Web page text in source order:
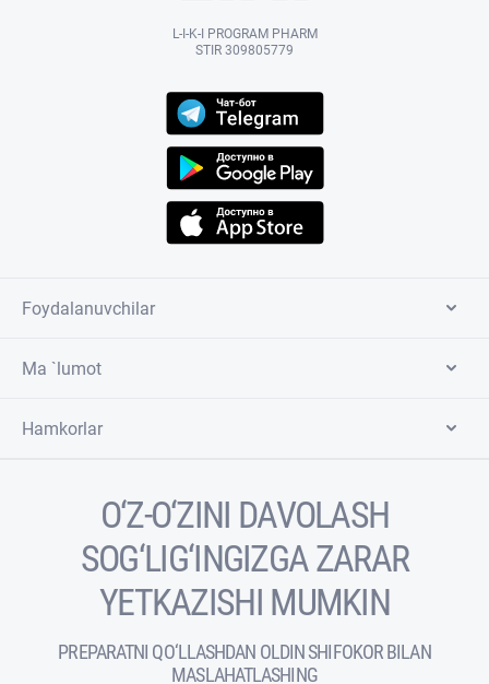
L-I-K-I PROGRAM PHARM
STIR 309805779
Foydalanuvchilar
Ma `lumot
Hamkorlar
O‘Z-O‘ZINI DAVOLASH
SOG‘LIG‘INGIZGA ZARAR
YETKAZISHI MUMKIN
PREPARATNI QO‘LLASHDAN OLDIN SHIFOKOR BILAN
MASLAHATLASHING